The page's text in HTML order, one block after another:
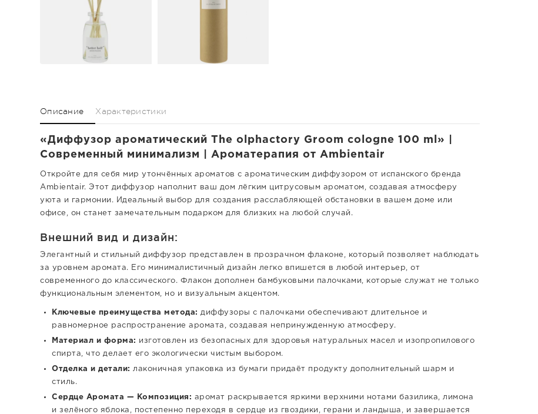
Описание Характеристики
«Диффузор ароматический The olphactory Groom cologne 100 ml» |
Современный минимализм | Ароматерапия от Ambientair
Откройте для себя мир утончённых ароматов с ароматическим диффузором от испанского бренда
Ambientair. Этот диффузор наполнит ваш дом лёгким цитрусовым ароматом, создавая атмосферу
уюта и гармонии. Идеальный выбор для создания расслабляющей обстановки в вашем доме или
офисе, он станет замечательным подарком для близких на любой случай.
Внешний вид и дизайн:
Элегантный и стильный диффузор представлен в прозрачном флаконе, который позволяет наблюдать
за уровнем аромата. Его минималистичный дизайн легко впишется в любой интерьер, от
современного до классического. Флакон дополнен бамбуковыми палочками, которые служат не только
функциональным элементом, но и визуальным акцентом.
Ключевые преимущества метода:
диффузоры с палочками обеспечивают длительное и
равномерное распространение аромата, создавая непринужденную атмосферу.
Материал и форма:
изготовлен из безопасных для здоровья натуральных масел и изопропилового
спирта, что делает его экологически чистым выбором.
Отделка и детали:
лаконичная упаковка из бумаги придаёт продукту дополнительный шарм и
стиль.
Сердце Аромата — Композиция: аромат раскрывается яркими верхними нотами базилика, лимона
и зелёного яблока, постепенно переходя в сердце из гвоздики, герани и ландыша, и завершается